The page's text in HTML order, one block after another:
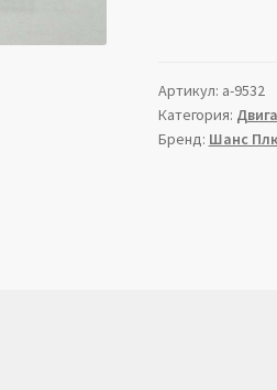
Артикул: a-9532
Категория:
Бренд: Шанс